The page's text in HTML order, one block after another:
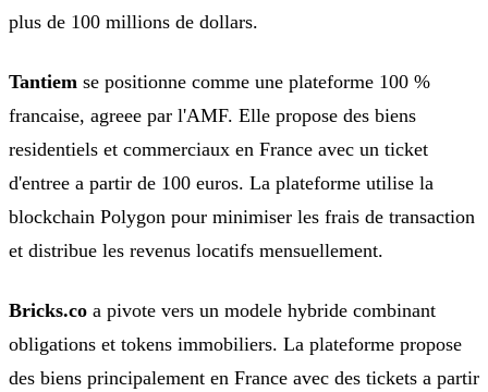
plus de 100 millions de dollars.
Tantiem se positionne comme une plateforme 100 %
francaise, agreee par l'AMF. Elle propose des biens
residentiels et commerciaux en France avec un ticket
d'entree a partir de 100 euros. La plateforme utilise la
blockchain Polygon pour minimiser les frais de transaction
et distribue les revenus locatifs mensuellement.
Bricks.co a pivote vers un modele hybride combinant
obligations et tokens immobiliers. La plateforme propose
des biens principalement en France avec des tickets a partir